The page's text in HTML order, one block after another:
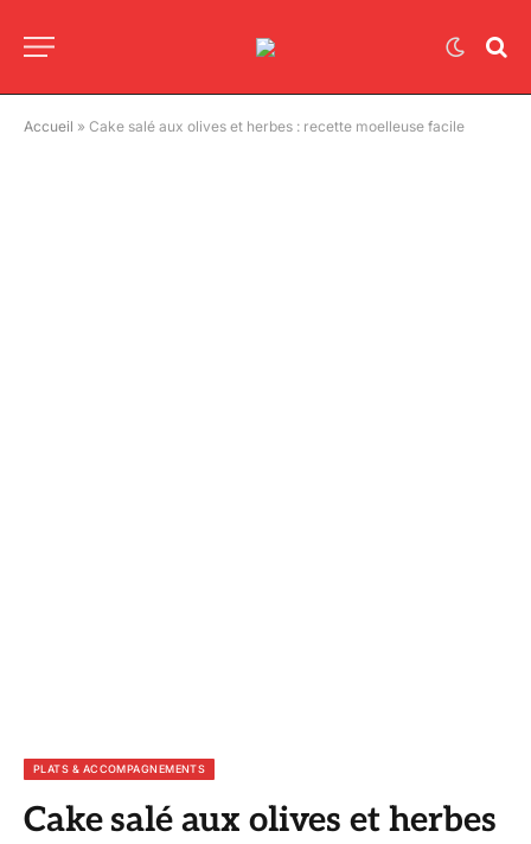
Accueil » Cake salé aux olives et herbes : recette moelleuse facile
PLATS & ACCOMPAGNEMENTS
Cake salé aux olives et herbes